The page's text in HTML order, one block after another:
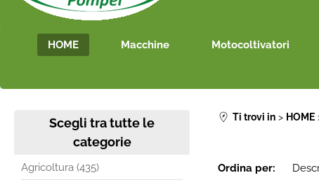
HOME Macchine Motocoltivatori
Scegli tra tutte le
categorie
Agricoltura (435)
Ti trovi in HOME
Ordina per: